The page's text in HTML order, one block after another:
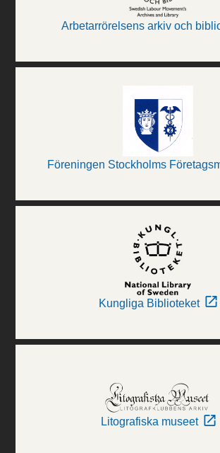
Arbetarrörelsens arkiv och
Föreningen Stockholms
Kungliga Biblioteket
Litografiska museet